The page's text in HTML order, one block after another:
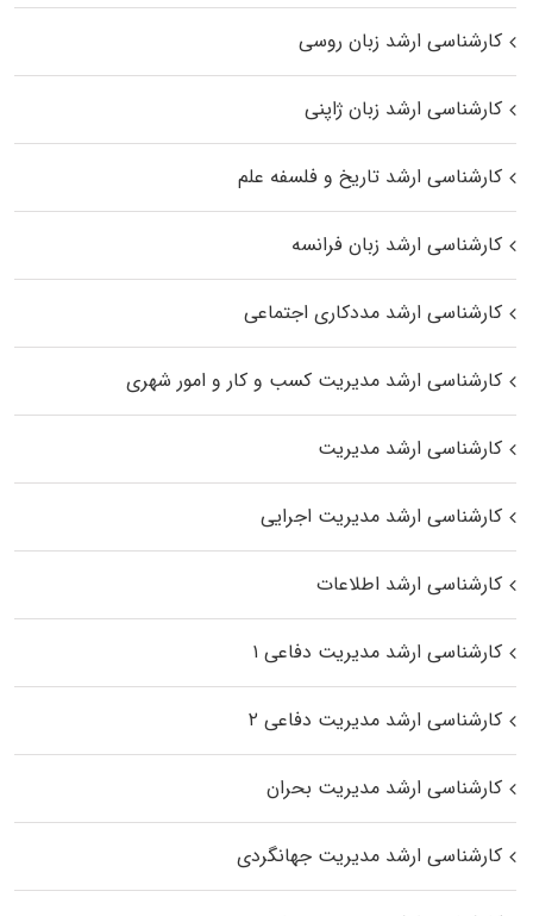
کارشناسی ارشد زبان روسی
کارشناسی ارشد زبان ژاپنی
کارشناسی ارشد تاریخ و فلسفه علم
کارشناسی ارشد زبان فرانسه
کارشناسی ارشد مددکاری اجتماعی
کارشناسی ارشد مدیریت کسب و کار و امور شهری
کارشناسی ارشد مدیریت
کارشناسی ارشد مدیریت اجرایی
کارشناسی ارشد اطلاعات
کارشناسی ارشد مدیریت دفاعی ۱
کارشناسی ارشد مدیریت دفاعی ۲
کارشناسی ارشد مدیریت بحران
کارشناسی ارشد مدیریت جهانگردی